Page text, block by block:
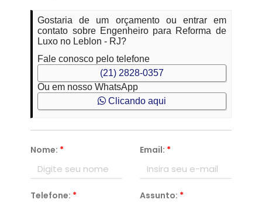
Gostaria de um orçamento ou entrar em
contato sobre Engenheiro para Reforma de
Luxo no Leblon - RJ?
Fale conosco pelo telefone
(21) 2828-0357
Ou em nosso WhatsApp
Clicando aqui
Nome: * Email: *
Telefone: * Assunto: *